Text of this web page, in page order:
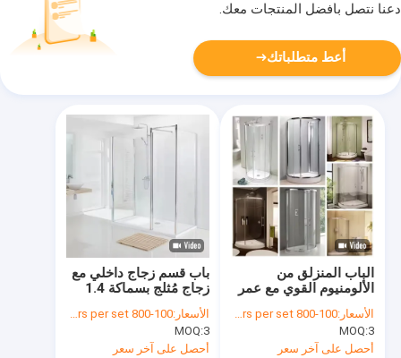
دعنا نتصل بأفضل المنتجات معك.
أعط متطلباتك
باب قسم زجاج داخلي مع
زجاج مُثلج بسماكة 1.4
عامًا
الأسعار:100-800 dollars per set
MOQ:3
أحصل على آخر سعر
الباب المنزلق من
الألومنيوم القوي مع عمر
الإنترنت على مدار 24
ساعة يحتوي على نهاية
أكسدة
الأسعار:100-800 dollars per set
MOQ:3
أحصل على آخر سعر